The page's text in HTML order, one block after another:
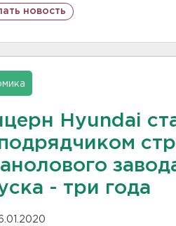
новость
Hyundai
- три года